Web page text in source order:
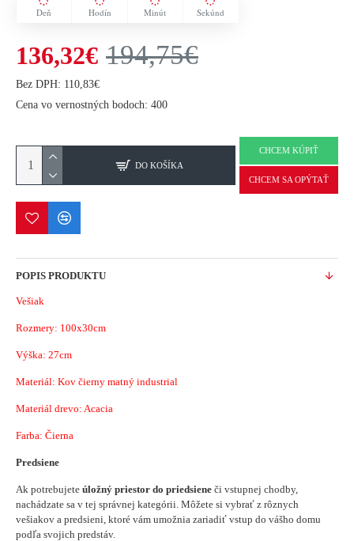
Deň Hodín Minút Sekúnd
136,32€ 194,75€
Bez DPH: 110,83€
Cena vo vernostných bodoch: 400
DO KOŠÍKA
CHCEM KÚPIŤ
CHCEM SA OPÝTAŤ
POPIS PRODUKTU
Vešiak
Rozmery: 100x30cm
Výška: 27cm
Materiál: Kov čierny matný industrial
Materiál drevo: Acacia
Farba: Čierna
Predsiene
Ak potrebujete úložný priestor do priedsiene či vstupnej chodby,
nachádzate sa v tej správnej kategórii. Môžete si vybrať z rôznych
vešiakov a predsieni, ktoré vám umožnia zariadiť vstup do vášho domu
podľa svojich predstáv.